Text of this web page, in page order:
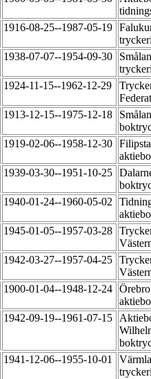
1916-08-25--1987-05-19
1938-07-07--1954-09-30
1924-11-15--1962-12-29
1913-12-15--1975-12-18
1919-02-06--1958-12-30
1939-03-30--1951-10-25
1940-01-24--1960-05-02
1945-01-05--1957-03-28
1942-03-27--1957-04-25
1900-01-04--1948-12-24
1942-09-19--1961-07-15
1941-12-06--1955-10-01